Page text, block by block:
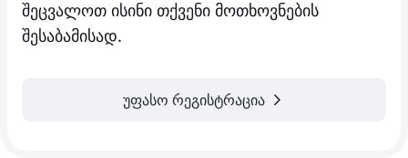
შეცვალოთ ისინი თქვენი მოთხოვნების
შესაბამისად.
უფასო რეგისტრაცია